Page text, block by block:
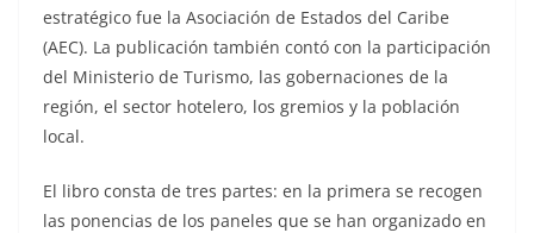
estratégico fue la Asociación de Estados del Caribe
(AEC). La publicación también contó con la participación
del Ministerio de Turismo, las gobernaciones de la
región, el sector hotelero, los gremios y la población
local.
El libro consta de tres partes: en la primera se recogen
las ponencias de los paneles que se han organizado en